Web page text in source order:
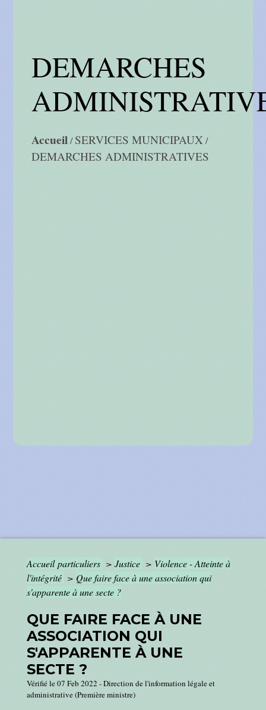
DEMARCHES
Accueil/SERVICES MUNICIPAUX/
DEMARCHES ADMINISTRATIVES
Accueil particuliers > Justice > Violence - Atteinte à
l'intégrité > Que faire face à une association qui
s'apparente à une secte ?
QUE FAIRE FACE À UNE
ASSOCIATION QUI
S'APPARENTE À UNE
SECTE ?
Vérifié le 07 Feb 2022 - Direction de l'information légale et
administrative (Première ministre)